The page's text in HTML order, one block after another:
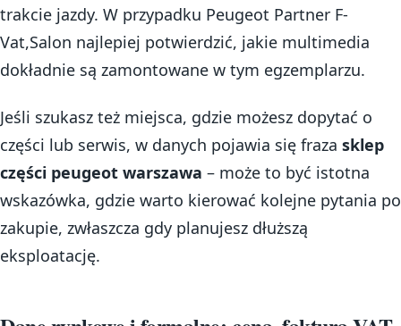
trakcie jazdy. W przypadku Peugeot Partner F-
Vat,Salon najlepiej potwierdzić, jakie multimedia
dokładnie są zamontowane w tym egzemplarzu.
Jeśli szukasz też miejsca, gdzie możesz dopytać o
części lub serwis, w danych pojawia się fraza sklep
części peugeot warszawa – może to być istotna
wskazówka, gdzie warto kierować kolejne pytania po
zakupie, zwłaszcza gdy planujesz dłuższą
eksploatację.